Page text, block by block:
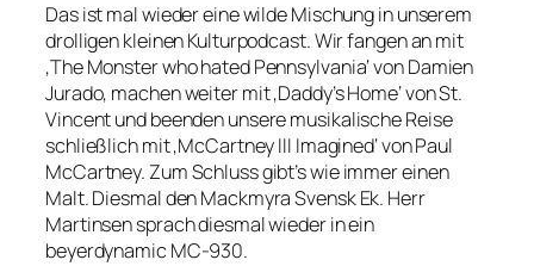
Das ist mal wieder eine wilde Mischung in unserem
drolligen kleinen Kulturpodcast. Wir fangen an mit
‚The Monster who hated Pennsylvania‘ von Damien
Jurado, machen weiter mit ‚Daddy’s Home‘ von St.
Vincent und beenden unsere musikalische Reise
schließlich mit ‚McCartney III Imagined‘ von Paul
McCartney. Zum Schluss gibt’s wie immer einen
Malt. Diesmal den Mackmyra Svensk Ek. Herr
Martinsen sprach diesmal wieder in ein
beyerdynamic MC-930.